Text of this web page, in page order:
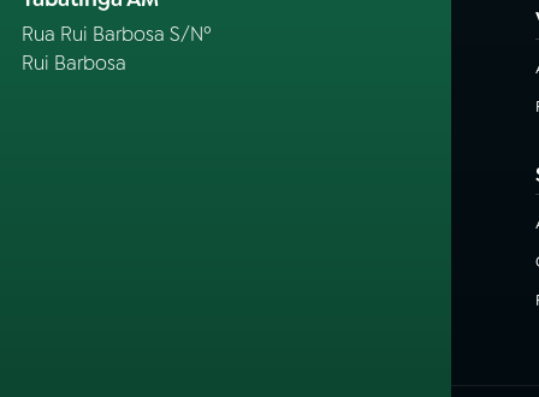
Rua Rui Barbosa S/Nº
Rui Barbosa